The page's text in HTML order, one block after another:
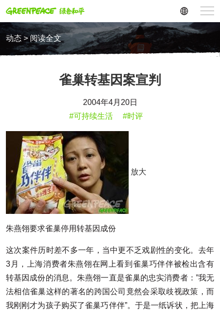
动态 > 阅读全文
雀巢转基因案宣判
2004年4月20日
#可持续生活
#时评
放大
朱燕翎要求雀巢停用转基因成份
这次案件历时差不多一年，当中更不乏戏剧性的变化。去年
3月，上海消费者朱燕翎在网上看到雀巢巧伴伴被检出含有
转基因成份的消息。朱燕翎一直是雀巢的忠实消费者：”我无
法相信雀巢这样的著名的跨国公司竟然会采取歧视政策，而
我刚刚才为孩子购买了雀巢巧伴伴”。于是一纸诉状，把上海